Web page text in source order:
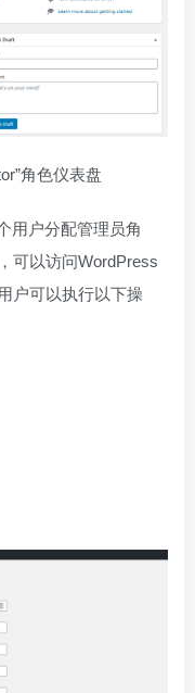
角色仪表盘
用户分配管理员角
可以访问WordPress
户可以执行以下操